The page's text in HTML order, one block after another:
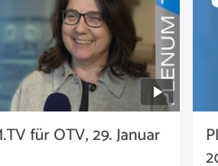
für OTV, 29. Januar